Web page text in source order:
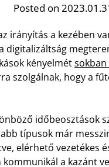
Posted on
irányítás a kezében
digitalizáltság
kényelmét
szolgálnak, hogy a
időbeosztások
típusok már
elérhető vezetékes
a kazánt